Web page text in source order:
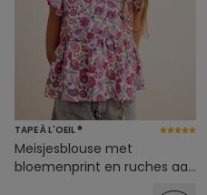
TAPE À L'OEIL ®
Meisjesblouse met
bloemenprint en ruches aan